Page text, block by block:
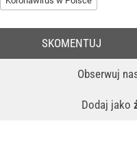
Obserwuj
Dodaj jako
SKOMENTUJ